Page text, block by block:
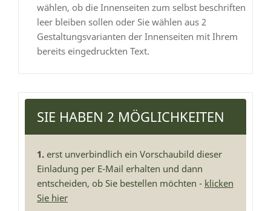
wählen, ob die Innenseiten zum selbst beschriften
leer bleiben sollen oder Sie wählen aus 2
Gestaltungsvarianten der Innenseiten mit Ihrem
bereits eingedruckten Text.
SIE HABEN 2 MÖGLICHKEITEN
1. erst unverbindlich ein Vorschaubild dieser
Einladung per E-Mail erhalten und dann
entscheiden, ob Sie bestellen möchten - klicken
Sie hier